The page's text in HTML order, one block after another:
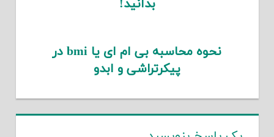
بدانید!
نحوه محاسبه بی ام ای یا bmi در
پیکرتراشی و ابدو